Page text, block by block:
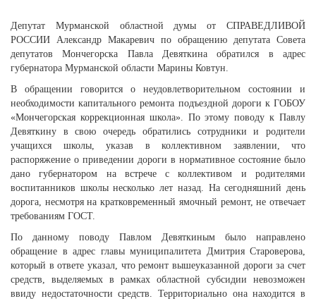
Депутат Мурманской областной думы от СПРАВЕДЛИВОЙ
РОССИИ Александр Макаревич по обращению депутата Совета
депутатов Мончегорска Павла Девяткина обратился в адрес
губернатора Мурманской области Марины Ковтун.
В обращении говорится о неудовлетворительном состоянии и
необходимости капитального ремонта подъездной дороги к ГОБОУ
«Мончегорская коррекционная школа». По этому поводу к Павлу
Девяткину в свою очередь обратились сотрудники и родители
учащихся школы, указав в коллективном заявлении, что
распоряжение о приведении дороги в нормативное состояние было
дано губернатором на встрече с коллективом и родителями
воспитанников школы несколько лет назад. На сегодняшний день
дорога, несмотря на кратковременный ямочный ремонт, не отвечает
требованиям ГОСТ.
По данному поводу Павлом Девяткиным было направлено
обращение в адрес главы муниципалитета Дмитрия Староверова,
который в ответе указал, что ремонт вышеуказанной дороги за счет
средств, выделяемых в рамках областной субсидии невозможен
ввиду недостаточности средств. Территориально она находится в